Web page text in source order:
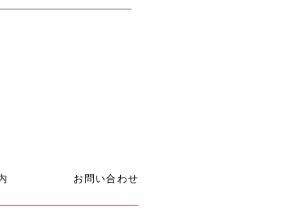
お問い合わせ